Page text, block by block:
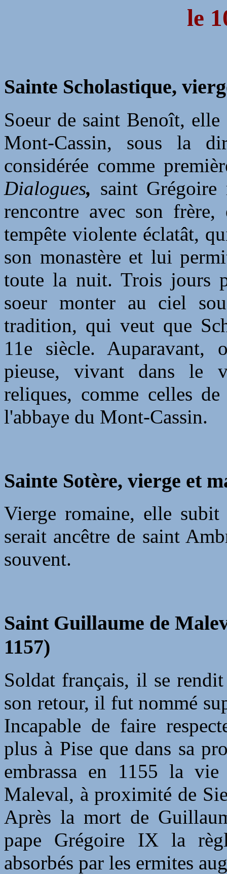
le
Sainte Scholastique,
Soeur de saint Benoît,
Mont-Cassin, sous la
considérée comme
Dialogues, saint Grégoire
rencontre avec son
tempête violente éclatât,
son monastère et lui
toute la nuit. Trois jours
soeur monter au ciel
tradition, qui veut que
11e siècle. Auparavant,
pieuse, vivant dans le
reliques, comme celles
l'abbaye du Mont-Cassin.
Sainte Sotère, vierge et
Vierge romaine, elle
serait ancêtre de saint
souvent.
Saint Guillaume de
1157)
Soldat français, il se
son retour, il fut nommé
Incapable de faire
plus à Pise que dans sa
embrassa en 1155 la
Maleval, à proximité de
Après la mort de
pape Grégoire IX la
absorbés par les ermites